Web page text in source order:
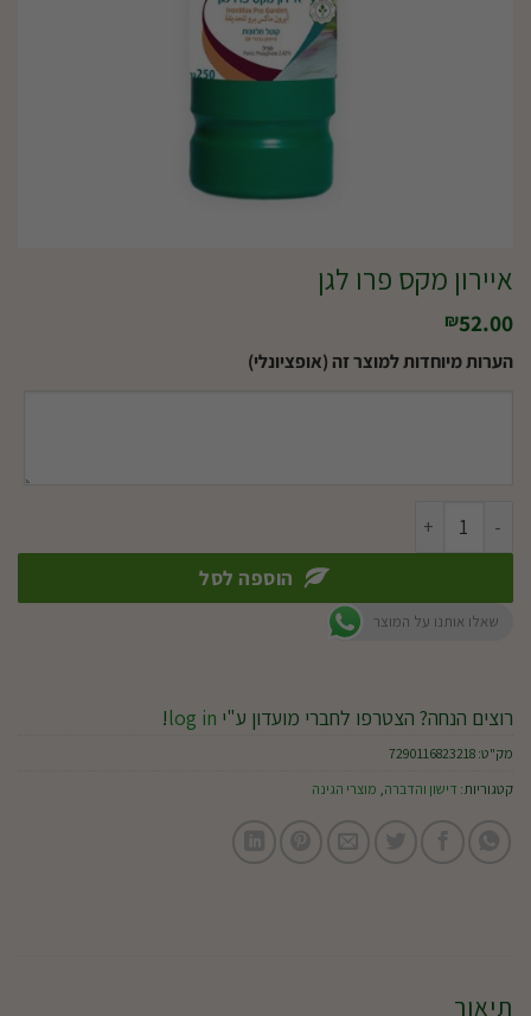
איירון מקס פרו לגן
₪52.00
הערות מיוחדות למוצר זה (אופציונלי)
כמות של איירון מקס פרו לגן
הוספה לסל
שאלו אותנו על המוצר
רוצים הנחה? הצטרפו לחברי מועדון ע"י log in
!
מק"ט:7290116823218
קטגוריות: דישון והדברה, מוצרי הגינה
תיאור